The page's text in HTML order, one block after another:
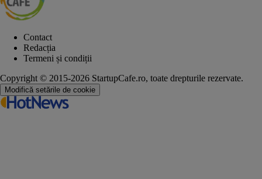
Contact
Redacția
Termeni și condiții
Copyright © 2015-2026 StartupCafe.ro, toate drepturile rezervate.
Modifică setările de cookie